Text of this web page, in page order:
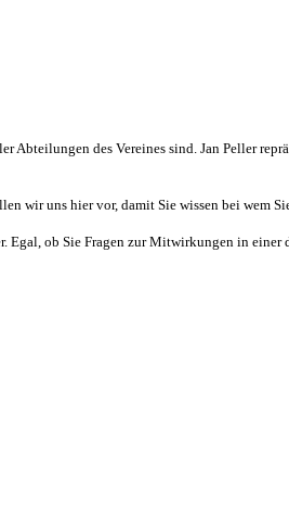
des Vereines sind. Jan Peller
wir uns hier vor, damit Sie wissen bei wem
ob Sie Fragen zur Mitwirkungen in